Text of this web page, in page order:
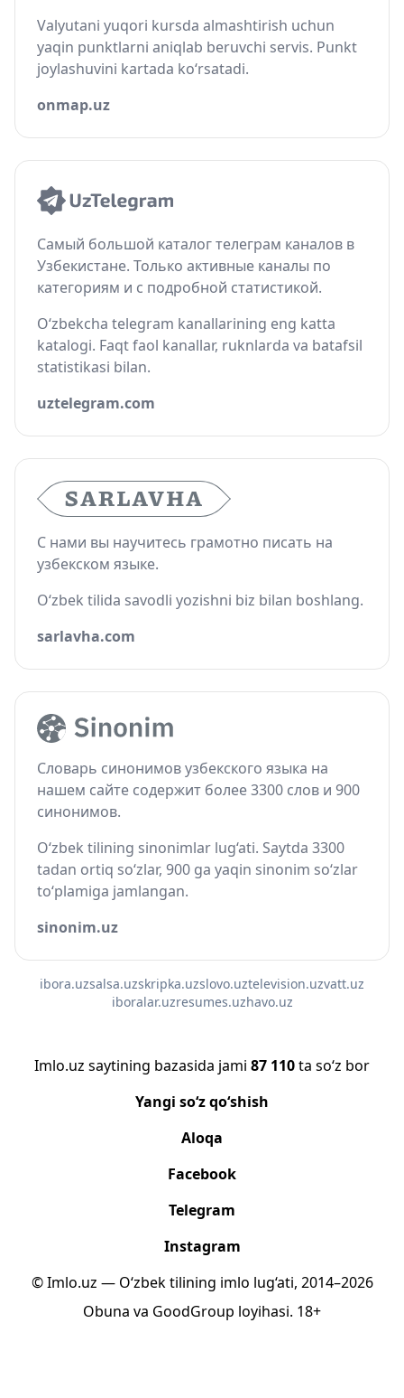
Valyutani yuqori kursda almashtirish uchun
yaqin punktlarni aniqlab beruvchi servis. Punkt
joylashuvini kartada ko‘rsatadi.
onmap.uz
Самый большой каталог телеграм каналов в
Узбекистане. Только активные каналы по
категориям и с подробной статистикой.
O‘zbekcha telegram kanallarining eng katta
katalogi. Faqt faol kanallar, ruknlarda va batafsil
statistikasi bilan.
uztelegram.com
С нами вы научитесь грамотно писать на
узбекском языке.
O‘zbek tilida savodli yozishni biz bilan boshlang.
sarlavha.com
Словарь синонимов узбекского языка на
нашем сайте содержит более 3300 слов и 900
синонимов.
O‘zbek tilining sinonimlar lug‘ati. Saytda 3300
tadan ortiq so‘zlar, 900 ga yaqin sinonim so‘zlar
to‘plamiga jamlangan.
sinonim.uz
ibora.uzsalsa.uzskripka.uzslovo.uztelevision.uzvatt.uz
iboralar.uzresumes.uzhavo.uz
Imlo.uz saytining bazasida jami 87 110ta so‘z bor
Yangi so‘z qo‘shish
Aloqa
Facebook
Telegram
Instagram
© Imlo.uz — O‘zbek tilining imlo lug‘ati, 2014–2026
Obuna va GoodGroup loyihasi. 18+